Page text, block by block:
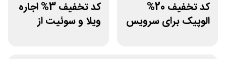
کد تخفیف 20%
الوپیک برای سرویس
کد تخفیف 3% اجاره
ویلا و سوئیت از